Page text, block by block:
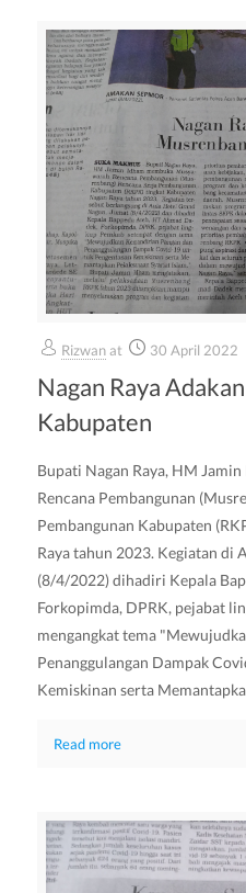
Rizwan at 30 April 2022
Nagan Raya
Kabupaten
Bupati Nagan Raya, HM
Rencana Pembangunan
Pembangunan Kabupaten
Raya tahun 2023. Kegiatan di
(8/4/2022) dihadiri Kepala
Forkopimda, DPRK, pejabat
mengangkat tema
Penanggulangan Dampak
Kemiskinan serta
Read more